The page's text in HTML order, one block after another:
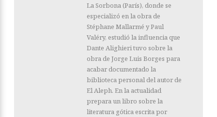
La Sorbona (París), donde se
especializó en la obra de
Stéphane Mallarmé y Paul
Valéry, estudió la influencia que
Dante Alighieri tuvo sobre la
obra de Jorge Luis Borges para
acabar documentado la
biblioteca personal del autor de
El Aleph. En la actualidad
prepara un libro sobre la
literatura gótica escrita por